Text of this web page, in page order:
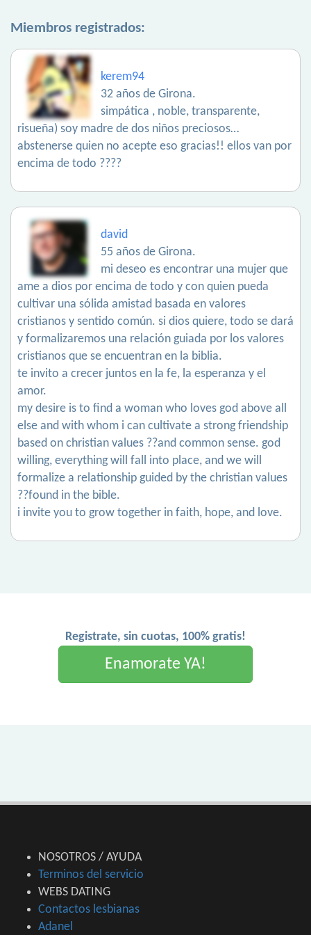
Miembros registrados:
kerem94
32 años de Girona.
simpática , noble, transparente,
risueña) soy madre de dos niños preciosos…
abstenerse quien no acepte eso gracias!! ellos van por
encima de todo ????
david
55 años de Girona.
mi deseo es encontrar una mujer que
ame a dios por encima de todo y con quien pueda
cultivar una sólida amistad basada en valores
cristianos y sentido común. si dios quiere, todo se dará
y formalizaremos una relación guiada por los valores
cristianos que se encuentran en la biblia.
te invito a crecer juntos en la fe, la esperanza y el
amor.
my desire is to find a woman who loves god above all
else and with whom i can cultivate a strong friendship
based on christian values ??and common sense. god
willing, everything will fall into place, and we will
formalize a relationship guided by the christian values
??found in the bible.
i invite you to grow together in faith, hope, and love.
Registrate, sin cuotas, 100% gratis!
Enamorate YA!
NOSOTROS / AYUDA
Terminos del servicio
WEBS DATING
Contactos lesbianas
Adanel